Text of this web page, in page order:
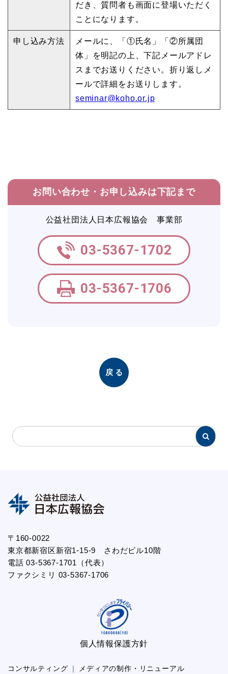
だき、質問者も画面に登場いただく
ことになります。
申し込み方法
メールに、「①氏名」「②所属団
体」を明記の上、下記メールアドレ
スまでお送りください。折り返しメ
ールで詳細をお送りします。
seminar@koho.or.jp
お問い合わせ・お申し込みは下記まで
公益社団法人日本広報協会 事業部
03-5367-1702
03-5367-1706
戻る
〒160-0022
東京都新宿区新宿1-15-9 さわだビル10階
電話 03-5367-1701（代表）
ファクシミリ 03-5367-1706
個人情報保護方針
コンサルティング メディアの制作・リニューアル